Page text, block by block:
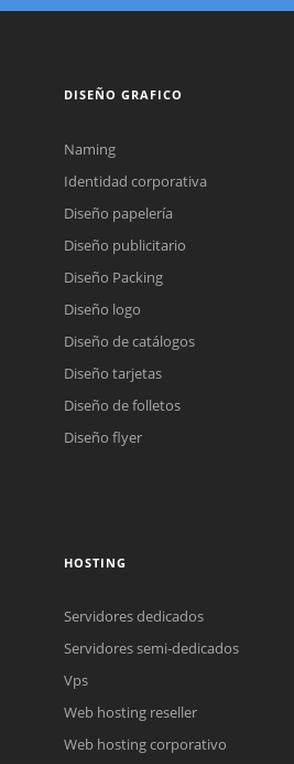
DISEÑO GRAFICO
Naming
Identidad corporativa
Diseño papelería
Diseño publicitario
Diseño Packing
Diseño logo
Diseño de catálogos
Diseño tarjetas
Diseño de folletos
Diseño flyer
HOSTING
Servidores dedicados
Servidores semi-dedicados
Vps
Web hosting reseller
Web hosting corporativo